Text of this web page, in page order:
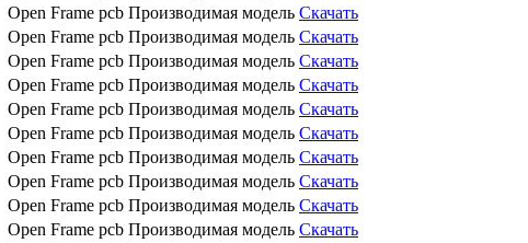
Open Frame pcb Производимая модель Скачать
Open Frame pcb Производимая модель Скачать
Open Frame pcb Производимая модель Скачать
Open Frame pcb Производимая модель Скачать
Open Frame pcb Производимая модель Скачать
Open Frame pcb Производимая модель Скачать
Open Frame pcb Производимая модель Скачать
Open Frame pcb Производимая модель Скачать
Open Frame pcb Производимая модель Скачать
Open Frame pcb Производимая модель Скачать